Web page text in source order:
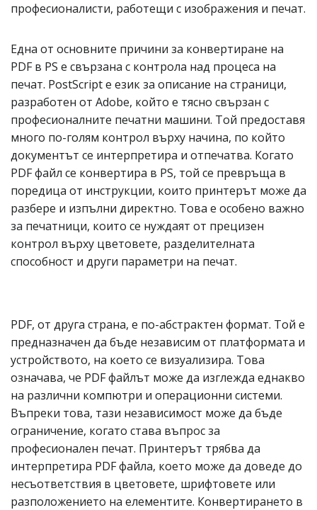
професионалисти, работещи с изображения и печат.
Една от основните причини за конвертиране на
PDF в PS е свързана с контрола над процеса на
печат. PostScript е език за описание на страници,
разработен от Adobe, който е тясно свързан с
професионалните печатни машини. Той предоставя
много по-голям контрол върху начина, по който
документът се интерпретира и отпечатва. Когато
PDF файл се конвертира в PS, той се превръща в
поредица от инструкции, които принтерът може да
разбере и изпълни директно. Това е особено важно
за печатници, които се нуждаят от прецизен
контрол върху цветовете, разделителната
способност и други параметри на печат.
PDF, от друга страна, е по-абстрактен формат. Той е
предназначен да бъде независим от платформата и
устройството, на което се визуализира. Това
означава, че PDF файлът може да изглежда еднакво
на различни компютри и операционни системи.
Въпреки това, тази независимост може да бъде
ограничение, когато става въпрос за
професионален печат. Принтерът трябва да
интерпретира PDF файла, което може да доведе до
несъответствия в цветовете, шрифтовете или
разположението на елементите. Конвертирането в